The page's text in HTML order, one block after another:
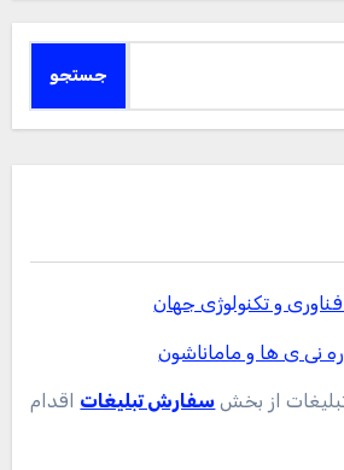
و تکنولوژی جهان
نی ی ها و ماماناشون
از بخش سفارش تبلیغات اقدام